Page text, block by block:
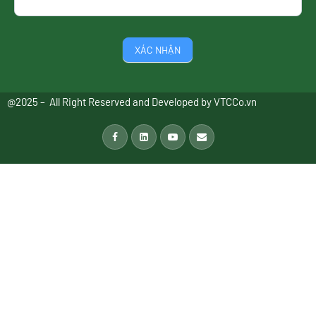
XÁC NHẬN
@2025 – All Right Reserved and Developed byVTCCo.vn